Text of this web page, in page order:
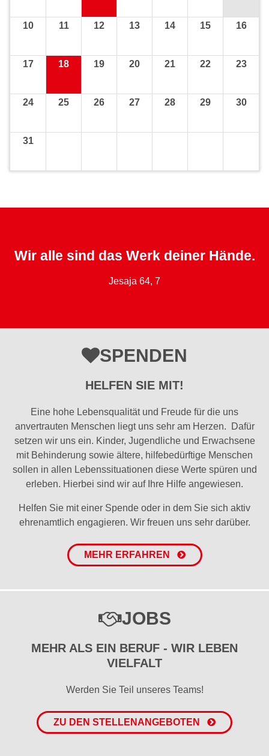
10 11 12 13 14 15 16
17 18 19 20 21 22 23
24 25 26 27 28 29 30
31
Wir alle sind das Werk deiner Hände.
Jesaja 64, 7
SPENDEN
HELFEN SIE MIT!
Eine hohe Lebensqualität und Freude für die uns
anvertrauten Menschen liegt uns sehr am Herzen. Dafür
setzen wir uns ein. Kinder, Jugendliche und Erwachsene
mit Behinderung sowie ältere, hilfebedürftige Menschen
sollen in allen Lebenssituationen diese Werte spüren und
erleben. Hierbei sind wir auf Ihre Hilfe angewiesen.
Helfen Sie mit einer Spende oder in dem Sie sich aktiv
ehrenamtlich engagieren. Wir freuen uns sehr darüber.
MEHR ERFAHREN
JOBS
MEHR ALS EIN BERUF - WIR LEBEN
VIELFALT
Werden Sie Teil unseres Teams!
ZU DEN STELLENANGEBOTEN